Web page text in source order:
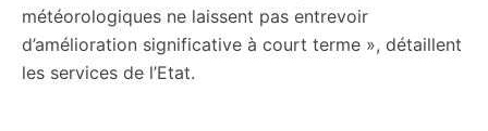
météorologiques ne laissent pas entrevoir
d’amélioration significative à court terme », détaillent
les services de l’Etat.